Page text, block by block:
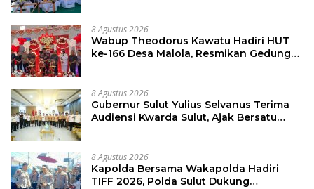
8 Agustus 2026
Wabup Theodorus Kawatu Hadiri HUT
ke-166 Desa Malola, Resmikan Gedung
8 Agustus 2026
Gubernur Sulut Yulius Selvanus Terima
Audiensi Kwarda Sulut, Ajak Bersatu
8 Agustus 2026
Kapolda Bersama Wakapolda Hadiri
TIFF 2026, Polda Sulut Dukung